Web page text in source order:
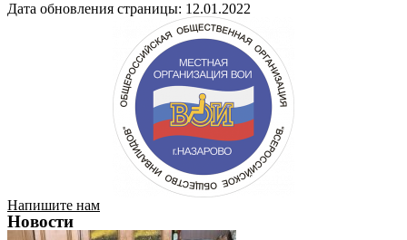
Дата обновления страницы: 12.01.2022
Напишите нам
Новости